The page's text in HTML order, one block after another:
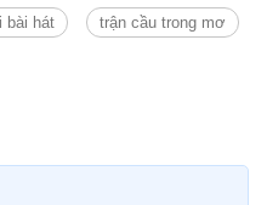
bài hát trận cầu trong mơ